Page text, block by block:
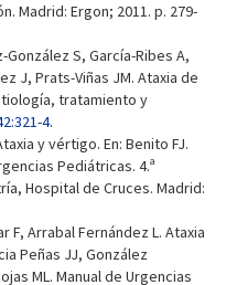
Madrid: Ergon; 2011. p. 279-
S, García-Ribes A,
J, Prats-Viñas JM. Ataxia de
tratamiento y
4.
y vértigo. En: Benito FJ.
Pediátricas. 4.ª
Hospital de Cruces. Madrid:
F, Arrabal Fernández L. Ataxia
Peñas JJ, González
ML. Manual de Urgencias